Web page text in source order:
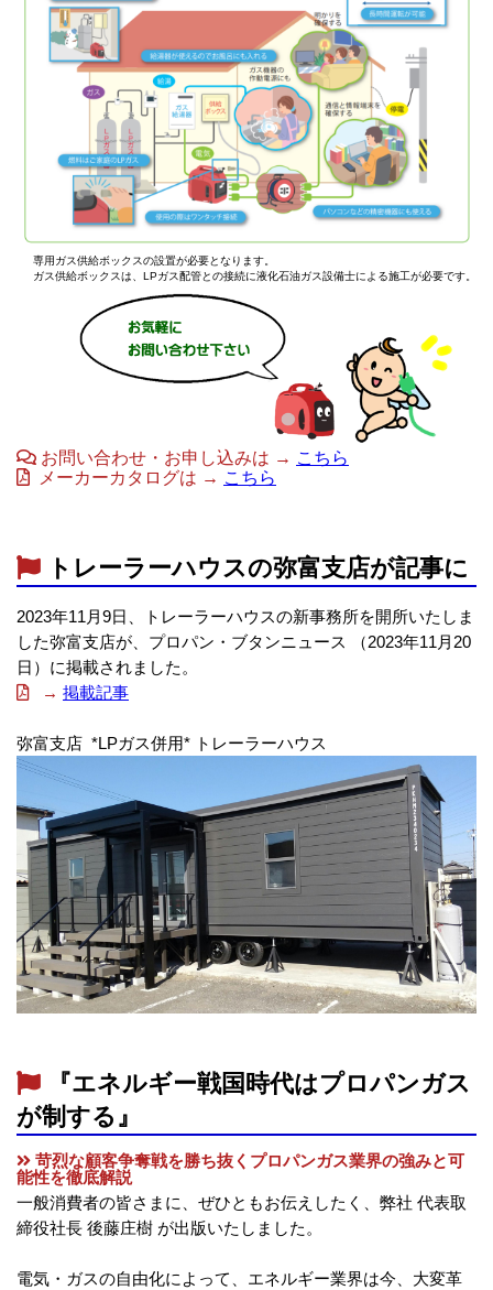
専用ガス供給ボックスの設置が必要となります。
ガス供給ボックスは、LPガス配管との接続に液化石油ガス設備士による施工が必要です。
お問い合わせ・お申し込みは → こちら
メーカーカタログは → こちら
トレーラーハウスの弥富支店が記事に
2023年11月9日、トレーラーハウスの新事務所を開所いたしま
した弥富支店が、プロパン・ブタンニュース （2023年11月20
日）に掲載されました。
→ 掲載記事
弥富支店 *LPガス併用* トレーラーハウス
『エネルギー戦国時代はプロパンガス
が制する』
苛烈な顧客争奪戦を勝ち抜くプロパンガス業界の強みと可
能性を徹底解説
一般消費者の皆さまに、ぜひともお伝えしたく、弊社 代表取
締役社長 後藤庄樹 が出版いたしました。
電気・ガスの自由化によって、エネルギー業界は今、大変革